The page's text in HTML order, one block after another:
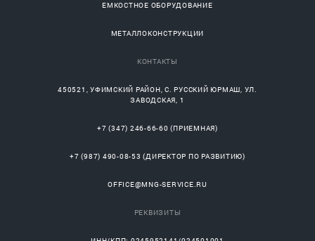
ЕМКОСТНОЕ ОБОРУДОВАНИЕ
МЕТАЛЛОКОНСТРУКЦИИ
КОНТАКТЫ
450521 ,УФИМСКИЙ РАЙОН, С.РУССКИЙ ЮРМАШ, УЛ.
ЗАВОДСКАЯ, 1
+7 (347) 246-66-60 (ПРИЕМНАЯ)
+7 (987) 490-08-53 (ДИРЕКТОР ПО РАЗВИТИЮ)
OFFICE@MNG-SERVICE.RU
РЕКВИЗИТЫ